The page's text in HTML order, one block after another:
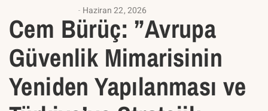
Haziran 22, 2026
Cem Bürüç: ”Avrupa
Güvenlik Mimarisinin
Yeniden Yapılanması ve